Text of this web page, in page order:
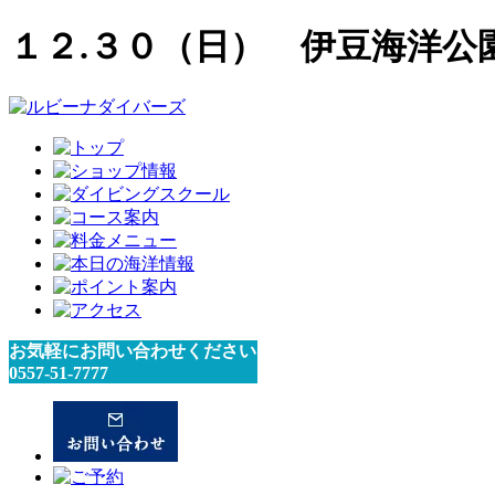
１２.３０（日） 伊豆海洋公
お気軽にお問い合わせください
0557-51-7777